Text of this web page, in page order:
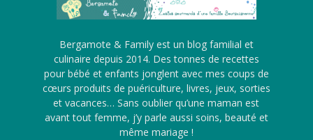
Bergamote & Family est un blog familial et
culinaire depuis 2014. Des tonnes de recettes
pour bébé et enfants jonglent avec mes coups de
cœurs produits de puériculture, livres, jeux, sorties
et vacances… Sans oublier qu’une maman est
avant tout femme, j’y parle aussi soins, beauté et
même mariage !